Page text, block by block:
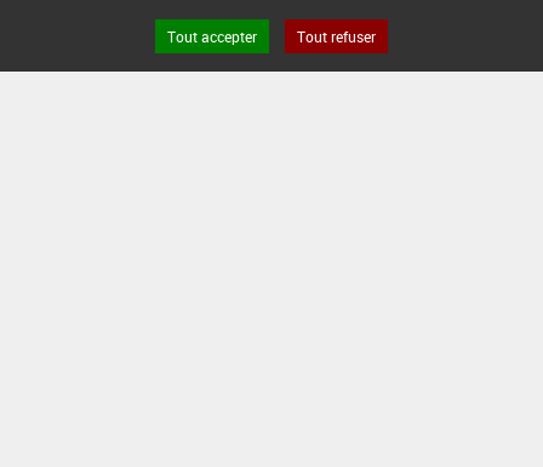
DATE DE FIN D'UTILISATION :
Tout accepter Tout refuser